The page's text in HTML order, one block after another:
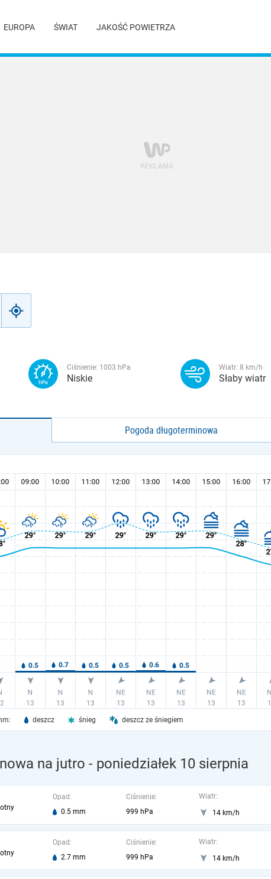
EUROPA ŚWIAT JAKOŚĆ POWIETRZA
Ciśnienie: 1003 hPa
Niskie
Wiatr: 8 km/h
Słaby wiatr
Pogoda długoterminowa
deszcz śnieg deszcz ze śniegiem
na jutro - poniedziałek 10 sierpnia
Opad:
0.5 mm
Ciśnienie:
999 hPa
Wiatr:
14 km/h
Opad:
2.7 mm
Ciśnienie:
999 hPa
Wiatr:
14 km/h